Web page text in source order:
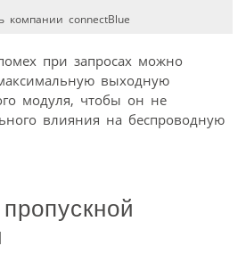
компании connectBlue
при запросах можно
выходную
модуля, чтобы он не
влияния на беспроводную